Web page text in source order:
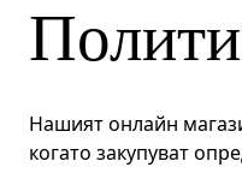
Нашият онлайн
когато закупуват